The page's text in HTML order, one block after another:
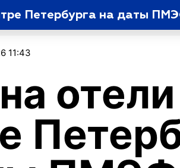
Петербурга на даты
11:43